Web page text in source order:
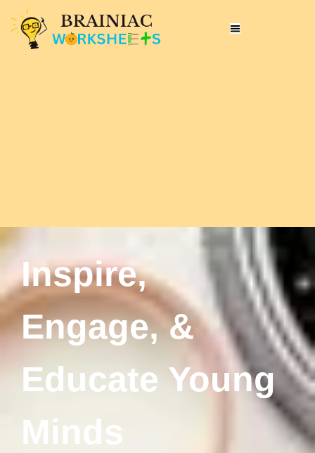
Inspire,
Engage, &
Educate Young
Minds